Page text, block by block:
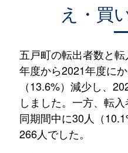
え・買
五戸町の転出者数と
年度から2021年度に
（13.6%）減少し、
しました。一方、転入
同期間中に30人（
266人でした。